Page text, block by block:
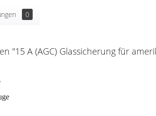
0
"15 A (AGC) Glassicherung für